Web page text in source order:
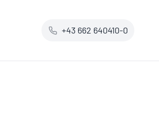
+43 662 640410-0